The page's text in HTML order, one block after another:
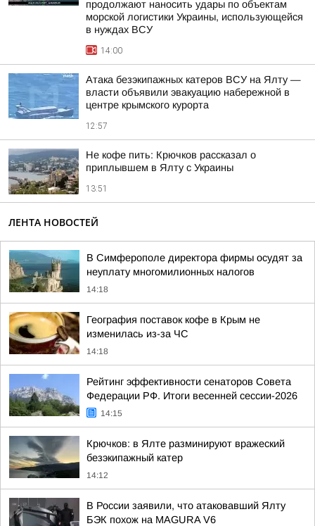
продолжают наносить удары по объектам
морской логистики Украины, использующейся
в нуждах ВСУ
14:00
Атака безэкипажных катеров ВСУ на Ялту —
власти объявили эвакуацию набережной в
центре крымского курорта
12:57
Не кофе пить: Крючков рассказал о
приплывшем в Ялту с Украины
13:51
ЛЕНТА НОВОСТЕЙ
В Симферополе директора фирмы осудят за
неуплату многомилионных налогов
14:18
География поставок кофе в Крым не
изменилась из-за ЧС
14:18
Рейтинг эффективности сенаторов Совета
Федерации РФ. Итоги весенней сессии-2026
14:15
Крючков: в Ялте разминируют вражеский
безэкипажный катер
14:12
В России заявили, что атаковавший Ялту
БЭК похож на MAGURA V6